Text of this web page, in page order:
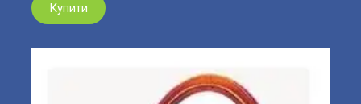
Купити